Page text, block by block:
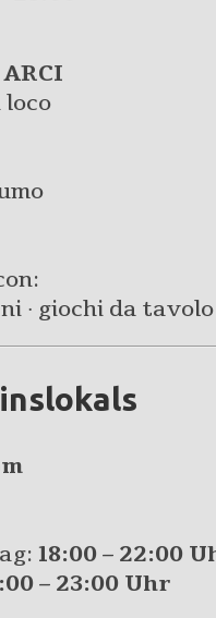
loco
· giochi da
18:00 – 22:00
– 23:00 Uhr